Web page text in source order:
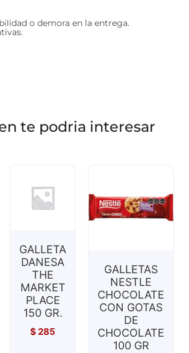
o demora en la entrega.
te podria interesar
GALLETA
DANESA
THE
MARKET
PLACE
150 GR.
$285
GALLETAS
NESTLE
CHOCOLATE
CON GOTAS
DE
CHOCOLATE
100 GR